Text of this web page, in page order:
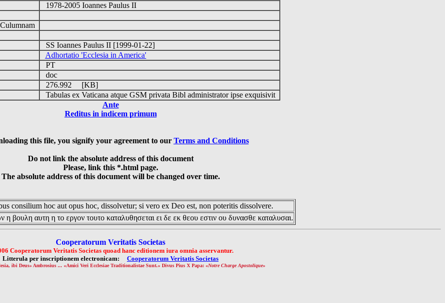
1978-2005 Ioannes Paulus II
SS Ioannes Paulus II [1999-01-22]
Adhortatio 'Ecclesia in America'
PT
doc
276.992 [KB]
Tabulas ex Vaticana atque GSM privata Bibl administrator ipse exquisivit
Ante
Reditus in indicem primum
this file, you signify your agreement to our Terms and Conditions
Do not link the absolute address of this document
Please, link this *.html page.
The absolute address of this document will be changed over time.
consilium hoc aut opus hoc, dissolvetur; si vero ex Deo est, non poteritis dissolvere.
η βουλη αυτη η το εργον τουτο καταλυθησεται ει δε εκ θεου εστιν ου δυνασθε καταλυσαι.
Cooperatorum Veritatis Societas
Cooperatorum Veritatis Societas quoad hanc editionem iura omnia asservantur.
Litterula per inscriptionem electronicam: Cooperatorum Veritatis Societas
ibi Deus» Ambrosius ... «Amici Veri Ecclesiae Traditionalistae Sunt.» Divus Pius X Papa: «Notre Charge Apostolique»